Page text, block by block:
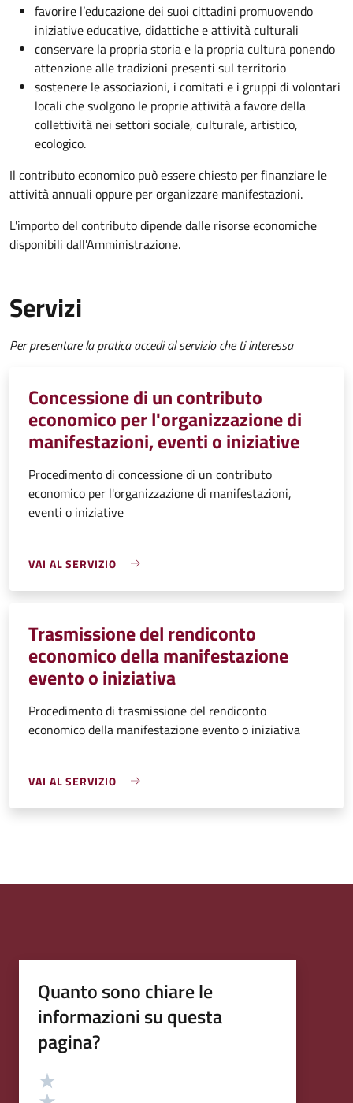
favorire l’educazione dei suoi cittadini promuovendo
iniziative educative, didattiche e attività culturali
conservare la propria storia e la propria cultura ponendo
attenzione alle tradizioni presenti sul territorio
sostenere le associazioni, i comitati e i gruppi di volontari
locali che svolgono le proprie attività a favore della
collettività nei settori sociale, culturale, artistico,
ecologico.
Il contributo economico può essere chiesto per finanziare le
attività annuali oppure per organizzare manifestazioni.
L'importo del contributo dipende dalle risorse economiche
disponibili dall'Amministrazione.
Servizi
Per presentare la pratica accedi al servizio che ti interessa
Concessione di un contributo
economico per l'organizzazione di
manifestazioni, eventi o iniziative
Procedimento di concessione di un contributo
economico per l'organizzazione di manifestazioni,
eventi o iniziative
VAI AL SERVIZIO
Trasmissione del rendiconto
economico della manifestazione
evento o iniziativa
Procedimento di trasmissione del rendiconto
economico della manifestazione evento o iniziativa
VAI AL SERVIZIO
Quanto sono chiare le
informazioni su questa
pagina?
Valutazione